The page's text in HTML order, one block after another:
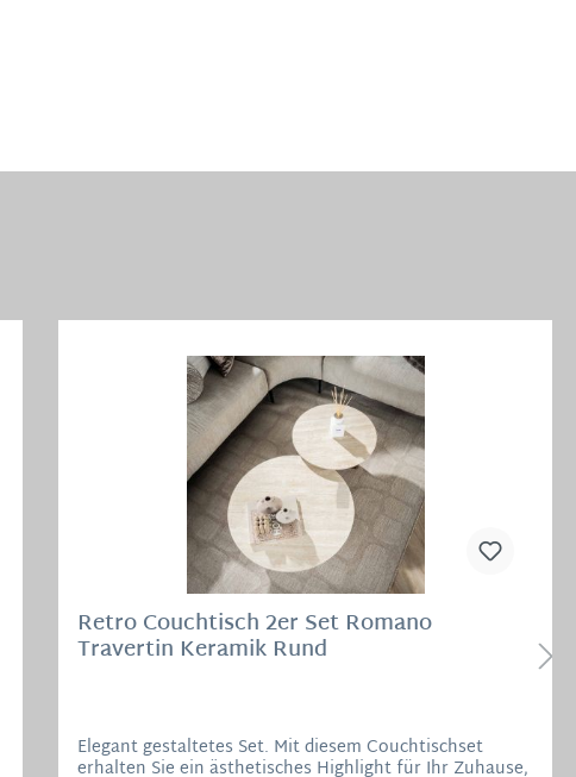
Retro Couchtisch 2er Set Romano
Travertin Keramik Rund
Elegant gestaltetes Set. Mit diesem Couchtischset
erhalten Sie ein ästhetisches Highlight für Ihr Zuhause,